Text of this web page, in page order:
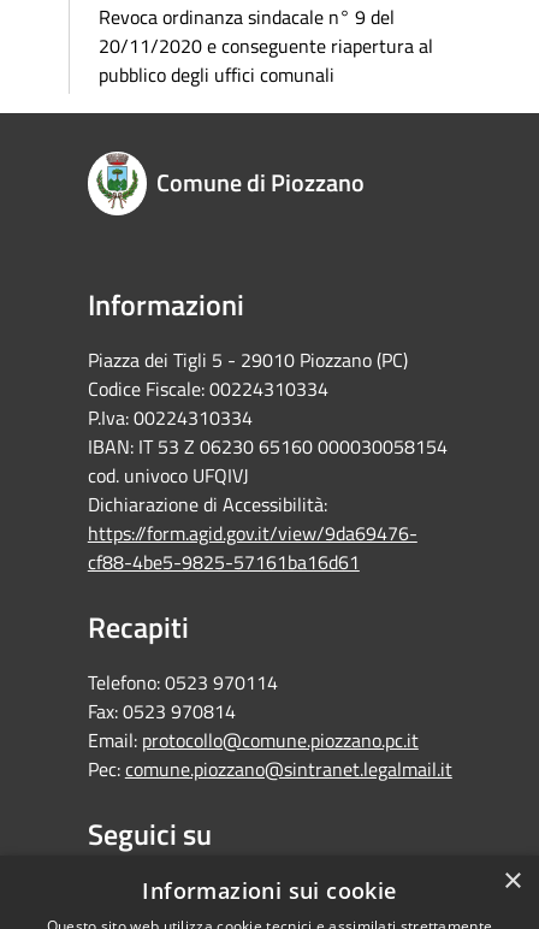
Revoca ordinanza sindacale n° 9 del
20/11/2020 e conseguente riapertura al
pubblico degli uffici comunali
Comune di Piozzano
Informazioni
Piazza dei Tigli 5 - 29010 Piozzano (PC)
Codice Fiscale: 00224310334
P.Iva: 00224310334
IBAN: IT 53 Z 06230 65160 000030058154
cod. univoco UFQIVJ
Dichiarazione di Accessibilità:
https://form.agid.gov.it/view/9da69476-
cf88-4be5-9825-57161ba16d61
Recapiti
Telefono:0523 970114
Fax:0523 970814
Email: protocollo@comune.piozzano.pc.it
Pec:comune.piozzano@sintranet.legalmail.it
Seguici su
Facebook ×
Informazioni sui cookie